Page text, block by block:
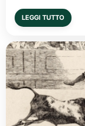
LEGGI TUTTO